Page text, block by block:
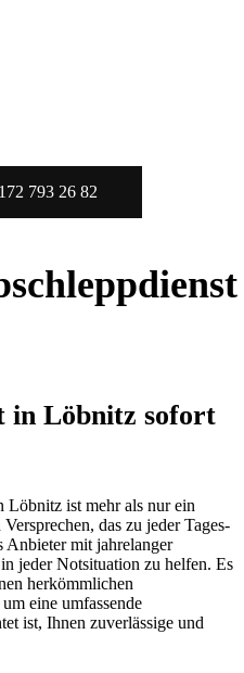
793 26 82
in Löbnitz sofort
Löbnitz ist mehr als nur ein
das zu jeder Tages-
mit jahrelanger
jeder Notsituation zu helfen. Es
herkömmlichen
eine umfassende
ist, Ihnen zuverlässige und